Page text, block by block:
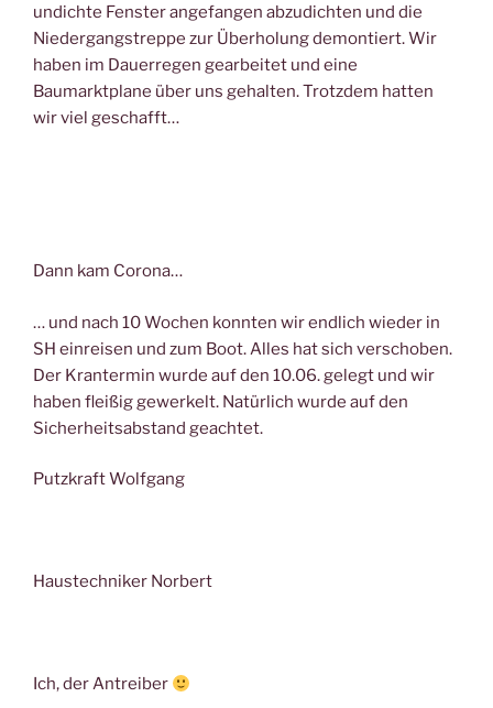
undichte Fenster angefangen abzudichten und die
Niedergangstreppe zur Überholung demontiert. Wir
haben im Dauerregen gearbeitet und eine
Baumarktplane über uns gehalten. Trotzdem hatten
wir viel geschafft…
Dann kam Corona…
… und nach 10 Wochen konnten wir endlich wieder in
SH einreisen und zum Boot. Alles hat sich verschoben.
Der Krantermin wurde auf den 10.06. gelegt und wir
haben fleißig gewerkelt. Natürlich wurde auf den
Sicherheitsabstand geachtet.
Putzkraft Wolfgang
Haustechniker Norbert
Ich, der Antreiber